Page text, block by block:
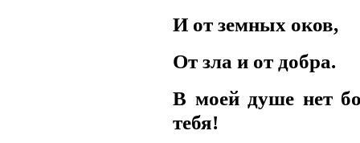
И от земных оков,
От зла и от добpа.
В моей душе нет
тебя!